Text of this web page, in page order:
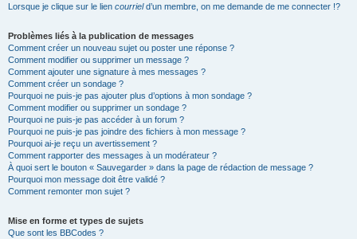
Lorsque je clique sur le lien courrield’un membre, on me demande de me connecter !?
Problèmes liés à la publication de messages
Comment créer un nouveau sujet ou poster une réponse ?
Comment modifier ou supprimer un message ?
Comment ajouter une signature à mes messages ?
Comment créer un sondage ?
Pourquoi ne puis-je pas ajouter plus d’options à mon sondage ?
Comment modifier ou supprimer un sondage ?
Pourquoi ne puis-je pas accéder à un forum ?
Pourquoi ne puis-je pas joindre des fichiers à mon message ?
Pourquoi ai-je reçu un avertissement ?
Comment rapporter des messages à un modérateur ?
À quoi sert le bouton « Sauvegarder » dans la page de rédaction de message ?
Pourquoi mon message doit être validé ?
Comment remonter mon sujet ?
Mise en forme et types de sujets
Que sont les BBCodes ?